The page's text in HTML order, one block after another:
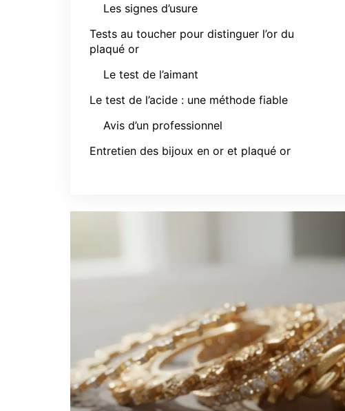
Les signes d’usure
Tests au toucher pour distinguer l’or du
plaqué or
Le test de l’aimant
Le test de l’acide : une méthode fiable
Avis d’un professionnel
Entretien des bijoux en or et plaqué or